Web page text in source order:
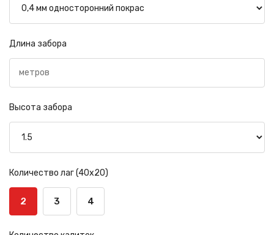
Длина забора
Высота забора
Количество лаг (40х20)
2 3 4